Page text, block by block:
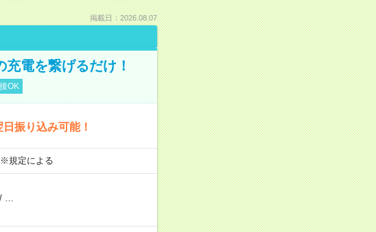
掲載日：2026.08.07
電を繋げるだけ！
OK
振り込み可能！
規定による